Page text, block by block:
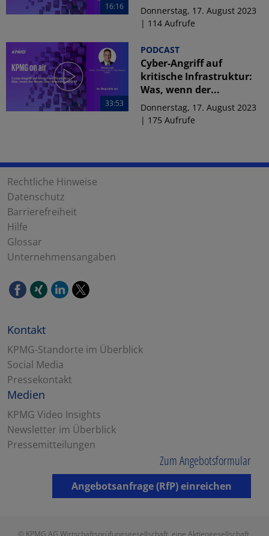
16:16
Donnerstag, 17. August 2023
| 114 Aufrufe
33:53
PODCAST
Cyber-Angriff auf
kritische Infrastruktur:
Was, wenn der...
Donnerstag, 17. August 2023
| 175 Aufrufe
Rechtliche Hinweise
Datenschutz
Barrierefreiheit
Hilfe
Glossar
Unternehmensangaben
Kontakt
KPMG-Standorte im Überblick
Social Media
Pressekontakt
Medien
KPMG Video Insights
Newsletter im Überblick
Pressemitteilungen
Zum Angebotsformular
Angebotsanfrage (RfP) einreichen
© KPMG AG Wirtschaftsprüfungsgesellschaft, eine Aktiengesellschaft